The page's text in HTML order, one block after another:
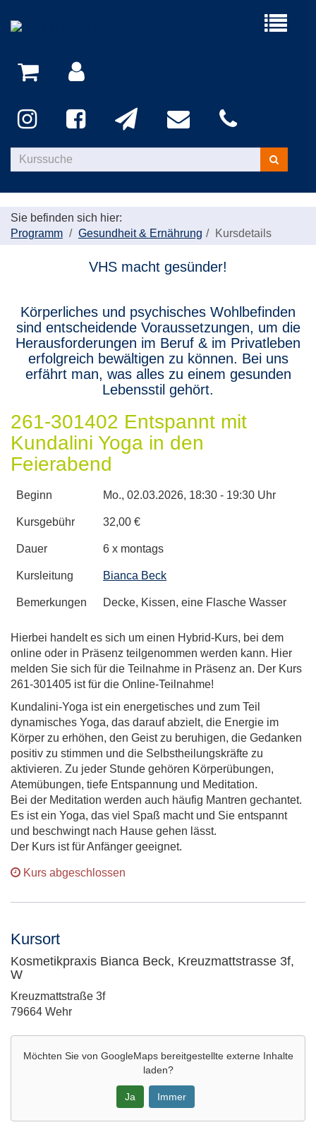
Menü
Kurse
suchen
Sie befinden sich hier:
Programm
Gesundheit & Ernährung Kursdetails
VHS macht gesünder!
Körperliches und psychisches Wohlbefinden
sind entscheidende Voraussetzungen, um die
Herausforderungen im Beruf & im Privatleben
erfolgreich bewältigen zu können. Bei uns
erfährt man, was alles zu einem gesunden
Lebensstil gehört.
261-301402 Entspannt mit
Kundalini Yoga in den
Feierabend
Beginn Mo., 02.03.2026, 18:30 - 19:30 Uhr
Kursgebühr 32,00 €
Dauer 6 x montags
Kursleitung Bianca Beck
Bemerkungen Decke, Kissen, eine Flasche Wasser
Hierbei handelt es sich um einen Hybrid-Kurs, bei dem
online oder in Präsenz teilgenommen werden kann. Hier
melden Sie sich für die Teilnahme in Präsenz an. Der Kurs
261-301405 ist für die Online-Teilnahme!
Kundalini-Yoga ist ein energetisches und zum Teil
dynamisches Yoga, das darauf abzielt, die Energie im
Körper zu erhöhen, den Geist zu beruhigen, die Gedanken
positiv zu stimmen und die Selbstheilungskräfte zu
aktivieren. Zu jeder Stunde gehören Körperübungen,
Atemübungen, tiefe Entspannung und Meditation.
Bei der Meditation werden auch häufig Mantren gechantet.
Es ist ein Yoga, das viel Spaß macht und Sie entspannt
und beschwingt nach Hause gehen lässt.
Der Kurs ist für Anfänger geeignet.
Kurs abgeschlossen
Kursort
Kosmetikpraxis Bianca Beck, Kreuzmattstrasse 3f,
W
Adresse:
Kreuzmattstraße 3f
79664 Wehr
Möchten Sie von GoogleMapsbereitgestellte externe Inhalte
laden?
Ja Immer